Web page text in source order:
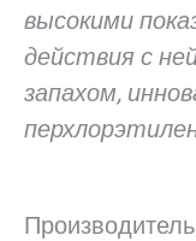
высокими
действия с
запахом,